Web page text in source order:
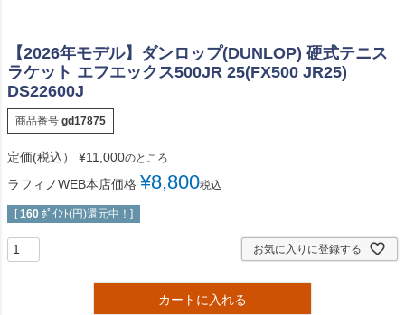
【2026年モデル】ダンロップ(DUNLOP) 硬式テニス
ラケット エフエックス500JR 25(FX500 JR25)
DS22600J
商品番号 gd17875
定価(税込） ¥11,000のところ
ラフィノWEB本店価格 ¥8,800税込
[ 160 ﾎﾟｲﾝﾄ(円)還元中！]
お気に入りに登録する
カートに入れる